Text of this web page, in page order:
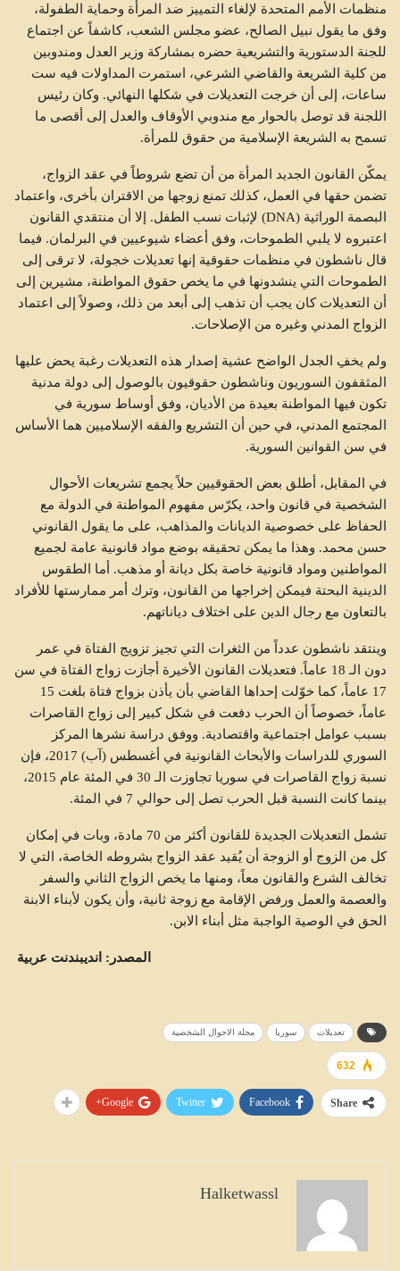
منظمات الأمم المتحدة لإلغاء التمييز ضد المرأة وحماية الطفولة،
وفق ما يقول نبيل الصالح، عضو مجلس الشعب، كاشفاً عن اجتماع
للجنة الدستورية والتشريعية حضره بمشاركة وزير العدل ومندوبين
من كلية الشريعة والقاضي الشرعي، استمرت المداولات فيه ست
ساعات، إلى أن خرجت التعديلات في شكلها النهائي. وكان رئيس
اللجنة قد توصل بالحوار مع مندوبي الأوقاف والعدل إلى أقصى ما
تسمح به الشريعة الإسلامية من حقوق للمرأة.
يمكّن القانون الجديد المرأة من أن تضع شروطاً في عقد الزواج،
تضمن حقها في العمل، كذلك تمنع زوجها من الاقتران بأخرى، واعتماد
البصمة الوراثية (DNA) لإثبات نسب الطفل. إلا أن منتقدي القانون
اعتبروه لا يلبي الطموحات، وفق أعضاء شيوعيين في البرلمان. فيما
قال ناشطون في منظمات حقوقية إنها تعديلات خجولة، لا ترقى إلى
الطموحات التي ينشدونها في ما يخص حقوق المواطنة، مشيرين إلى
أن التعديلات كان يجب أن تذهب إلى أبعد من ذلك، وصولاً إلى اعتماد
الزواج المدني وغيره من الإصلاحات.
ولم يخفِ الجدل الواضح عشية إصدار هذه التعديلات رغبة يحض عليها
المثقفون السوريون وناشطون حقوقيون بالوصول إلى دولة مدنية
تكون فيها المواطنة بعيدة من الأديان، وفق أوساط سورية في
المجتمع المدني، في حين أن التشريع والفقه الإسلاميين هما الأساس
في سن القوانين السورية.
في المقابل، أطلق بعض الحقوقيين حلاً يجمع تشريعات الأحوال
الشخصية في قانون واحد، يكرّس مفهوم المواطنة في الدولة مع
الحفاظ على خصوصية الديانات والمذاهب، على ما يقول القانوني
حسن محمد. وهذا ما يمكن تحقيقه بوضع مواد قانونية عامة لجميع
المواطنين ومواد قانونية خاصة بكل ديانة أو مذهب. أما الطقوس
الدينية البحتة فيمكن إخراجها من القانون، وترك أمر ممارستها للأفراد
بالتعاون مع رجال الدين على اختلاف دياناتهم.
وينتقد ناشطون عدداً من الثغرات التي تجيز تزويج الفتاة في عمر
دون الـ 18 عاماً. فتعديلات القانون الأخيرة أجازت زواج الفتاة في سن
17 عاماً، كما خوّلت إحداها القاضي بأن يأذن بزواج فتاة بلغت 15
عاماً، خصوصاً أن الحرب دفعت في شكل كبير إلى زواج القاصرات
بسبب عوامل اجتماعية واقتصادية. ووفق دراسة نشرها المركز
السوري للدراسات والأبحاث القانونية في أغسطس (آب) 2017، فإن
نسبة زواج القاصرات في سوريا تجاوزت الـ 30 في المئة عام 2015،
بينما كانت النسبة قبل الحرب تصل إلى حوالي 7 في المئة.
تشمل التعديلات الجديدة للقانون أكثر من 70 مادة، وبات في إمكان
كل من الزوج أو الزوجة أن يُقيد عقد الزواج بشروطه الخاصة، التي لا
تخالف الشرع والقانون معاً، ومنها ما يخص الزواج الثاني والسفر
والعصمة والعمل ورفض الإقامة مع زوجة ثانية، وأن يكون لأبناء الابنة
الحق في الوصية الواجبة مثل أبناء الابن.
المصدر: انديبندنت عربية
تعديلات سوريا مجلة الاحوال الشخصية
632
Share
Facebook
Twitter
Google+
Halketwassl